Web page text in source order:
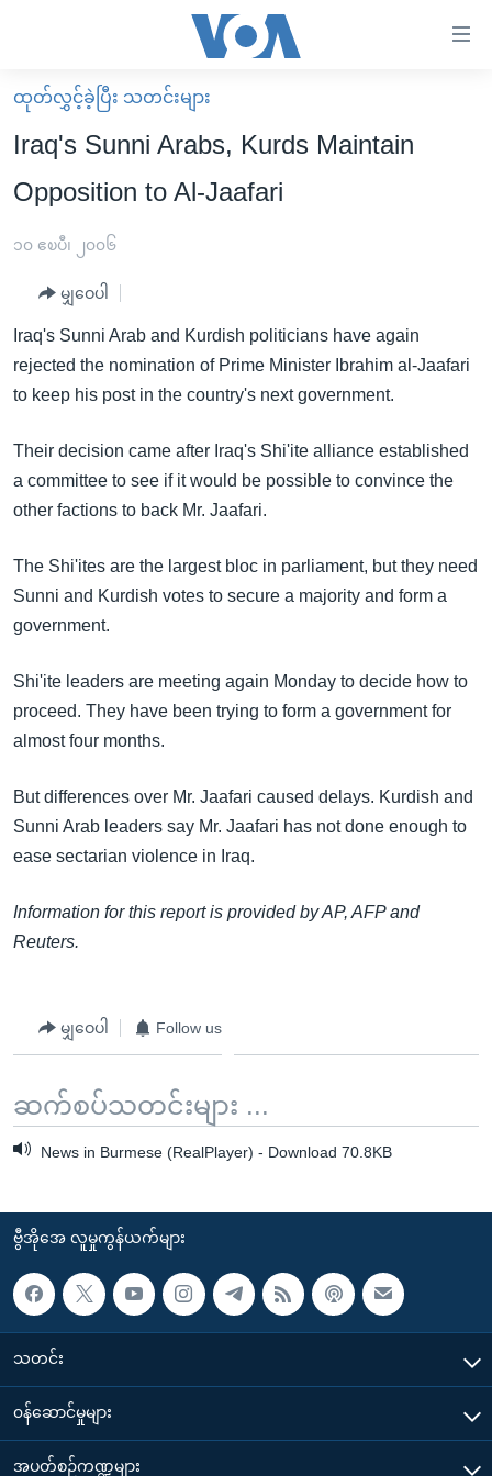
လွယ်ကူ
စေ
သည့်
Link
များ
ကျော်
စာမျက်နှာ
သို့
ရန်
ရှာဖွေ
ရန်
သို့
ကျော်
ရန်
မူလစာမျက်နှာ
မြန်မာ
ကမ္ဘာ့သတင်းများ
နိုင်ငံတကာ
ဗွီဒီယို
ရပ်ဝန်းတခု လမ်းတခု အလွန်
အမေရိကန်သုံးအီဒီယံ
ရုပ်ရှင်ထဲက အင်္ဂလိပ်စာ
သုတပဒေသာ အင်္ဂလိပ်စာ
အပတ်စဉ်ကဏ္ဍများ
ရေဒီယို/တီဗွီအစီအစဉ်
ဗွီအိုအေ လူမှုကွန်ယက်များ
ဘာသာစကားများ
ထုတ်လွှင့်ခဲ့ပြီး သတင်းများ
Iraq's Sunni Arabs, Kurds Maintain
Opposition to Al-Jaafari
၁၀ ဧၿပီ၊ ၂၀၀၆
မျှဝေပါ
Iraq's Sunni Arab and Kurdish politicians have again
rejected the nomination of Prime Minister Ibrahim al-Jaafari
to keep his post in the country's next government.
Their decision came after Iraq's Shi'ite alliance established
a committee to see if it would be possible to convince the
other factions to back Mr. Jaafari.
The Shi'ites are the largest bloc in parliament, but they need
Sunni and Kurdish votes to secure a majority and form a
government.
Shi'ite leaders are meeting again Monday to decide how to
proceed. They have been trying to form a government for
almost four months.
But differences over Mr. Jaafari caused delays. Kurdish and
Sunni Arab leaders say Mr. Jaafari has not done enough to
ease sectarian violence in Iraq.
Information for this report is provided by AP, AFP and
Reuters.
မျှဝေပါ Follow us
ဆက်စပ်သတင်းများ ...
News in Burmese (RealPlayer) - Download 70.8KB
ဗွီအိုအေ လူမှုကွန်ယက်များ
သတင်း
၀န်ဆောင်မှုများ
အပတ်စဉ်ကဏ္ဍများ